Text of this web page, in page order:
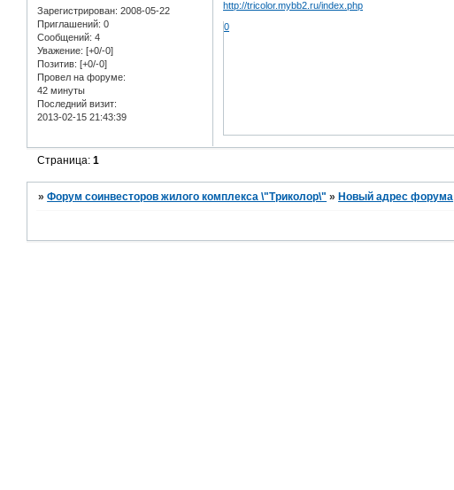
Зарегистрирован: 2008-05-22
Приглашений: 0
Сообщений: 4
Уважение: [+0/-0]
Позитив: [+0/-0]
Провел на форуме:
42 минуты
Последний визит:
2013-02-15 21:43:39
http://tricolor.mybb2.ru/index.php
0
Страница:1
»Форум соинвесторов жилого комплекса \"Триколор\" » Новый адрес форума